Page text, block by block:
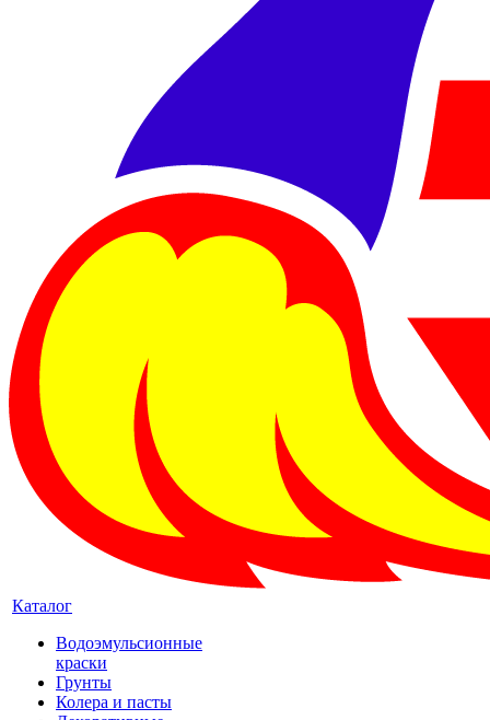
Каталог
Водоэмульсионные
краски
Грунты
Колера и пасты